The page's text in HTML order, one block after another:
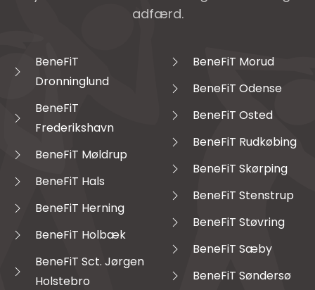
adfærd.
BeneFiT
Dronninglund
BeneFiT
Frederikshavn
BeneFiT Møldrup
BeneFiT Hals
BeneFiT Herning
BeneFiT Holbæk
BeneFiT Sct. Jørgen
Holstebro
BeneFiT Morud
BeneFiT Odense
BeneFiT Osted
BeneFiT Rudkøbing
BeneFiT Skørping
BeneFiT Stenstrup
BeneFiT Støvring
BeneFiT Sæby
BeneFiT Søndersø